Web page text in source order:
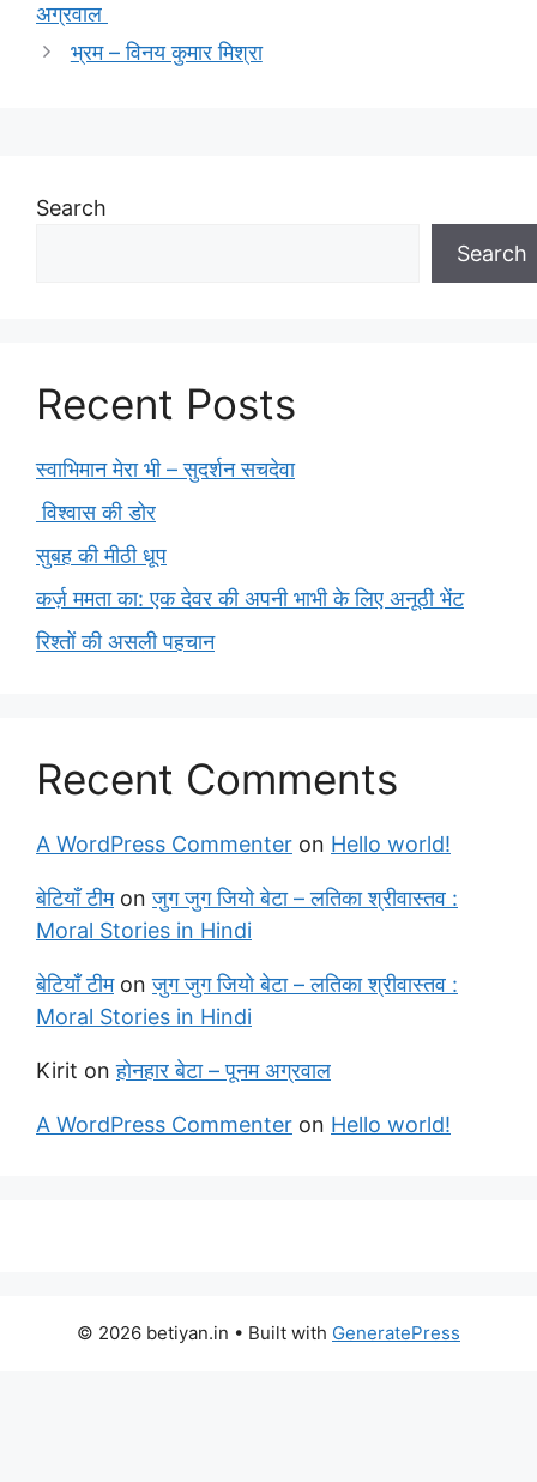
अग्रवाल
भ्रम – विनय कुमार मिश्रा
Search
Search
Recent Posts
स्वाभिमान मेरा भी – सुदर्शन सचदेवा
विश्वास की डोर
सुबह की मीठी धूप
कर्ज़ ममता का: एक देवर की अपनी भाभी के लिए अनूठी भेंट
रिश्तों की असली पहचान
Recent Comments
A WordPress Commenter on Hello world!
बेटियाँ टीमonजुग जुग जियो बेटा – लतिका श्रीवास्तव :
Moral Stories in Hindi
बेटियाँ टीमonजुग जुग जियो बेटा – लतिका श्रीवास्तव :
Moral Stories in Hindi
Kirit onहोनहार बेटा – पूनम अग्रवाल
A WordPress Commenter on Hello world!
© 2026 betiyan.in • Built with GeneratePress